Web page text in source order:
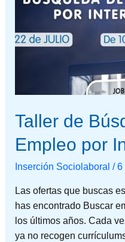
Taller de
Empleo por
Inserción Sociolaboral /6
Las ofertas que buscas
has encontrado Buscar
los últimos años. Cada
ya no recogen
de
Búsqueda
de